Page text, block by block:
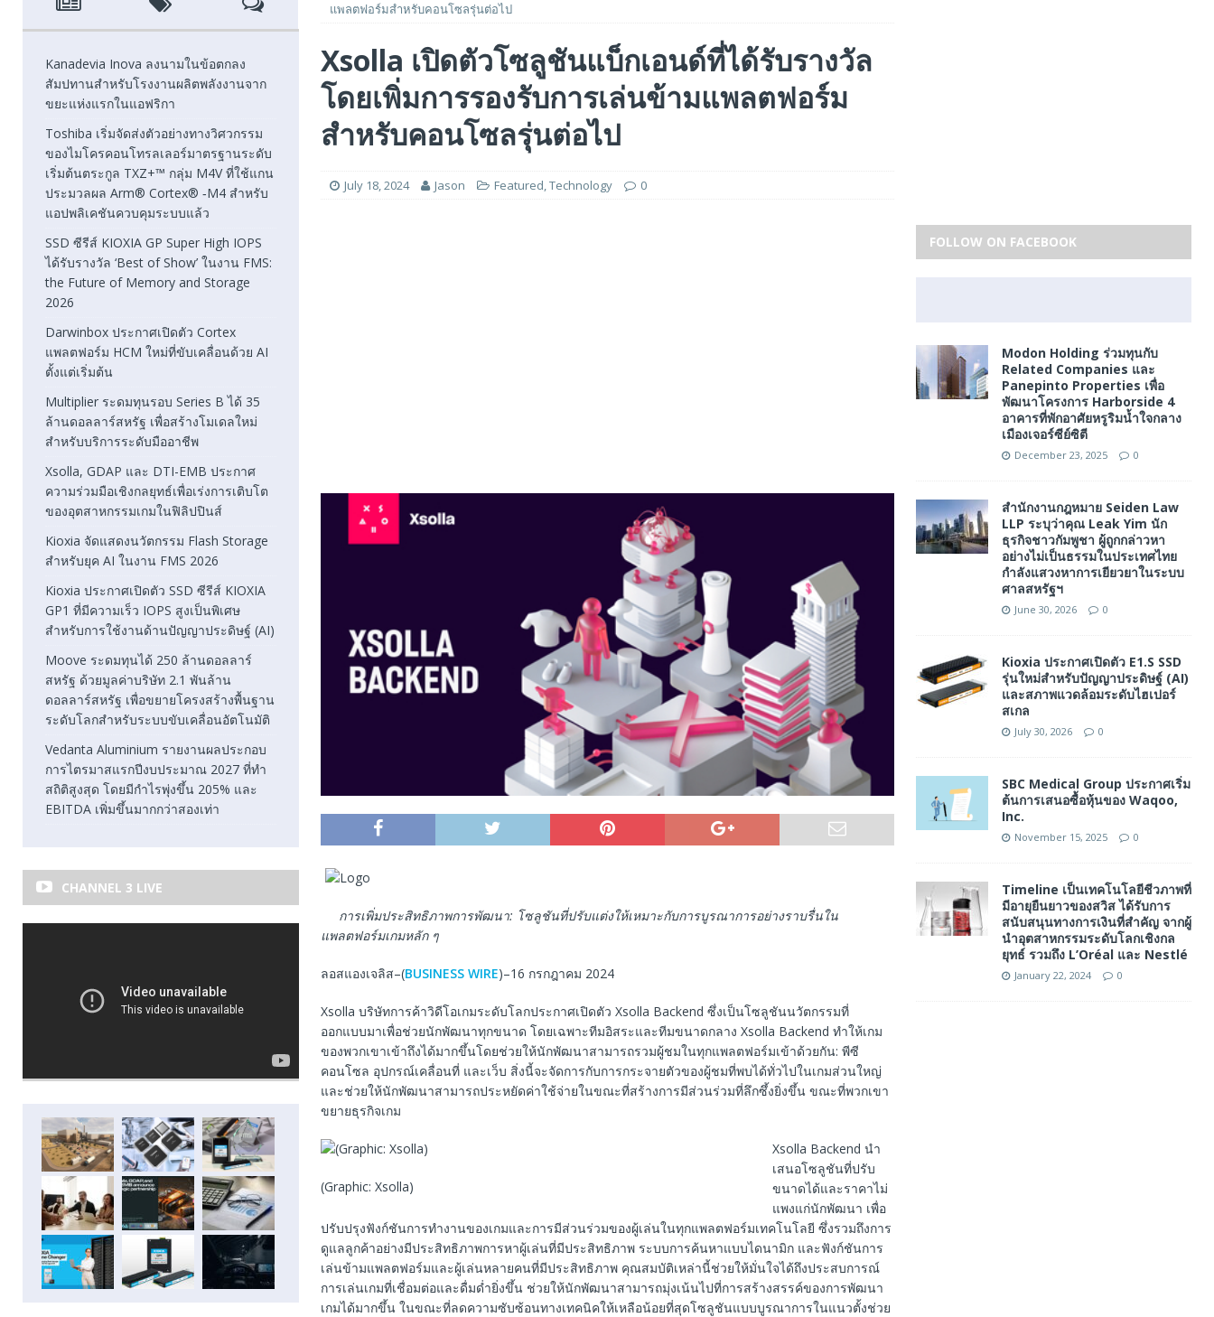
[ August 7, 2026 ] SSD ซีรีส์ KIOXIA GP Super High IOPS ได้รับรางวัล ‘Best of Show’ ในงาน FMS: the Future of Memory and Storage
2026
FEATURED
[ August 6, 2026 ] Darwinbox ประกาศเปิดตัว Cortex แพลตฟอร์ม HCM ใหม่ที่ขับเคลื่อนด้วย AI ตั้งแต่เริ่มต้น
FEATURED
Multiplier ระดมทุนรอบ Series B ได้ 35 ล้านดอลลาร์สหรัฐ เพื่อสร้างโมเดลใหม่สำหรับบริการระดับมืออาชีพ
FEATURED
แพลตฟอร์มสําหรับคอนโซลรุ่นต่อไป
Xsolla เปิดตัวโซลูชันแบ็กเอนด์ที่ได้รับรางวัล
โดยเพิ่มการรองรับการเล่นข้ามแพลตฟอร์ม
สําหรับคอนโซลรุ่นต่อไป
July 18, 2024 Jason Featured,Technology 0
การเพิ่มประสิทธิภาพการพัฒนา: โซลูชันที่ปรับแต่งให้เหมาะกับการบูรณาการอย่างราบรื่นใน
แพลตฟอร์มเกมหลัก ๆ
ลอสแองเจลิส–(BUSINESS WIRE)–16 กรกฎาคม 2024
Xsolla บริษัทการค้าวิดีโอเกมระดับโลกประกาศเปิดตัว Xsolla Backend ซึ่งเป็นโซลูชันนวัตกรรมที่
ออกแบบมาเพื่อช่วยนักพัฒนาทุกขนาด โดยเฉพาะทีมอิสระและทีมขนาดกลาง Xsolla Backend ทําให้เกม
ของพวกเขาเข้าถึงได้มากขึ้นโดยช่วยให้นักพัฒนาสามารถรวมผู้ชมในทุกแพลตฟอร์มเข้าด้วยกัน: พีซี
คอนโซล อุปกรณ์เคลื่อนที่ และเว็บ สิ่งนี้จะจัดการกับการกระจายตัวของผู้ชมที่พบได้ทั่วไปในเกมส่วนใหญ่
และช่วยให้นักพัฒนาสามารถประหยัดค่าใช้จ่ายในขณะที่สร้างการมีส่วนร่วมที่ลึกซึ้งยิ่งขึ้น ขณะที่พวกเขา
ขยายธุรกิจเกม
(Graphic: Xsolla)
Xsolla Backend นํา
เสนอโซลูชันที่ปรับ
ขนาดได้และราคาไม่
แพงแก่นักพัฒนา เพื่อ
ปรับปรุงฟังก์ชันการทํางานของเกมและการมีส่วนร่วมของผู้เล่นในทุกแพลตฟอร์มเทคโนโลยี ซึ่งรวมถึงการ
ดูแลลูกค้าอย่างมีประสิทธิภาพการหาผู้เล่นที่มีประสิทธิภาพ ระบบการค้นหาแบบไดนามิก และฟังก์ชันการ
เล่นข้ามแพลตฟอร์มและผู้เล่นหลายคนที่มีประสิทธิภาพ คุณสมบัติเหล่านี้ช่วยให้มั่นใจได้ถึงประสบการณ์
การเล่นเกมที่เชื่อมต่อและดื่มด่ำยิ่งขึ้น ช่วยให้นักพัฒนาสามารถมุ่งเน้นไปที่การสร้างสรรค์ของการพัฒนา
เกมได้มากขึ้น ในขณะที่ลดความซับซ้อนทางเทคนิคให้เหลือน้อยที่สุดโซลูชันแบบบูรณาการในแนวตั้งช่วย
Kanadevia Inova ลงนามในข้อตกลง
สัมปทานสำหรับโรงงานผลิตพลังงานจาก
ขยะแห่งแรกในแอฟริกา
Toshiba เริ่มจัดส่งตัวอย่างทางวิศวกรรม
ของไมโครคอนโทรลเลอร์มาตรฐานระดับ
เริ่มต้นตระกูล TXZ+™ กลุ่ม M4V ที่ใช้แกน
ประมวลผล Arm® Cortex® ‑M4 สำหรับ
แอปพลิเคชันควบคุมระบบแล้ว
SSD ซีรีส์ KIOXIA GP Super High IOPS
ได้รับรางวัล ‘Best of Show’ ในงาน FMS:
the Future of Memory and Storage
2026
Darwinbox ประกาศเปิดตัว Cortex
แพลตฟอร์ม HCM ใหม่ที่ขับเคลื่อนด้วย AI
ตั้งแต่เริ่มต้น
Multiplier ระดมทุนรอบ Series B ได้ 35
ล้านดอลลาร์สหรัฐ เพื่อสร้างโมเดลใหม่
สำหรับบริการระดับมืออาชีพ
Xsolla, GDAP และ DTI-EMB ประกาศ
ความร่วมมือเชิงกลยุทธ์เพื่อเร่งการเติบโต
ของอุตสาหกรรมเกมในฟิลิปปินส์
Kioxia จัดแสดงนวัตกรรม Flash Storage
สำหรับยุค AI ในงาน FMS 2026
Kioxia ประกาศเปิดตัว SSD ซีรีส์ KIOXIA
GP1 ที่มีความเร็ว IOPS สูงเป็นพิเศษ
สำหรับการใช้งานด้านปัญญาประดิษฐ์ (AI)
Moove ระดมทุนได้ 250 ล้านดอลลาร์
สหรัฐ ด้วยมูลค่าบริษัท 2.1 พันล้าน
ดอลลาร์สหรัฐ เพื่อขยายโครงสร้างพื้นฐาน
ระดับโลกสำหรับระบบขับเคลื่อนอัตโนมัติ
Vedanta Aluminium รายงานผลประกอบ
การไตรมาสแรกปีงบประมาณ 2027 ที่ทำ
สถิติสูงสุด โดยมีกำไรพุ่งขึ้น 205% และ
EBITDA เพิ่มขึ้นมากกว่าสองเท่า
CHANNEL 3 LIVE
FOLLOW ON FACEBOOK
Modon Holding ร่วมทุนกับ
Related Companies และ
Panepinto Properties เพื่อ
พัฒนาโครงการ Harborside 4
อาคารที่พักอาศัยหรูริมน้ำใจกลาง
เมืองเจอร์ซีย์ซิตี
December 23, 2025 0
สำนักงานกฎหมาย Seiden Law
LLP ระบุว่าคุณ Leak Yim นัก
ธุรกิจชาวกัมพูชา ผู้ถูกกล่าวหา
อย่างไม่เป็นธรรมในประเทศไทย
กำลังแสวงหาการเยียวยาในระบบ
ศาลสหรัฐฯ
June 30, 2026 0
Kioxia ประกาศเปิดตัว E1.S SSD
รุ่นใหม่สำหรับปัญญาประดิษฐ์ (AI)
และสภาพแวดล้อมระดับไฮเปอร์
สเกล
July 30, 2026 0
SBC Medical Group ประกาศเริ่ม
ต้นการเสนอซื้อหุ้นของ Waqoo,
Inc.
November 15, 2025 0
Timeline เป็นเทคโนโลยีชีวภาพที่
มีอายุยืนยาวของสวิส ได้รับการ
สนับสนุนทางการเงินที่สําคัญ จากผู้
นําอุตสาหกรรมระดับโลกเชิงกล
ยุทธ์ รวมถึง L’Oréal และ Nestlé
January 22, 2024 0